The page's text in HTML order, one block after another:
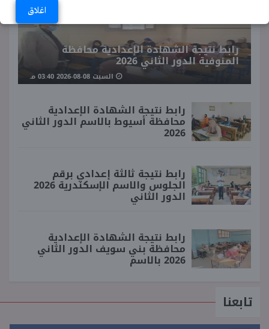
اغلاق
رابط نتيجة الشهادة الإعدادية محافظة
المنوفية الدور الثاني 2026
السبت 08-08-2026 03:40 مـ
رابط نتيجة الشهادة الإعدادية
محافظة أسيوط بالاسم الدور الثاني
2026
رابط نتيجة ثالثة إعدادي برقم
الجلوس والاسم الإسكندرية 2026
الدور الثاني
رابط نتيجة الشهادة الإعدادية
محافظة بني سويف الدور الثاني
2026 بالاسم
تابعنا